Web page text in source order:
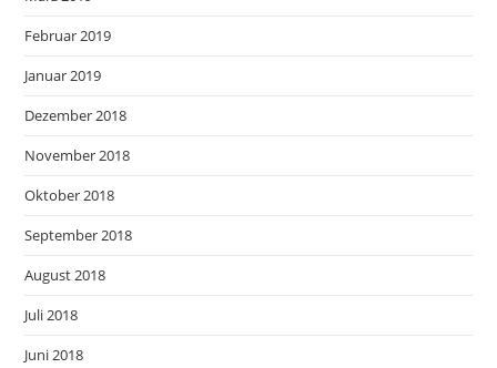
Februar 2019
Januar 2019
Dezember 2018
November 2018
Oktober 2018
September 2018
August 2018
Juli 2018
Juni 2018